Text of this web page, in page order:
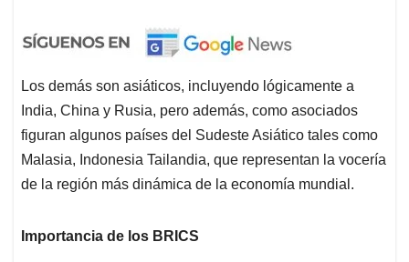
Los demás son asiáticos, incluyendo lógicamente a
India, China y Rusia, pero además, como asociados
figuran algunos países del Sudeste Asiático tales como
Malasia, Indonesia Tailandia, que representan la vocería
de la región más dinámica de la economía mundial.
Importancia de los BRICS